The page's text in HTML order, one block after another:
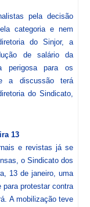
pela decisão
categoria e nem
do Sinjor, a
de salário da
perigosa para os
a discussão terá
do Sindicato,
13
e revistas já se
o Sindicato dos
13 de janeiro, uma
para protestar contra
A mobilização teve